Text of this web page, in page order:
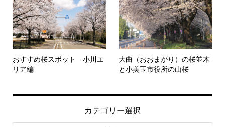
おすすめ桜スポット 小川エ
リア編
大曲（おおまがり）の桜並木
と小美玉市役所の山桜
カテゴリー選択